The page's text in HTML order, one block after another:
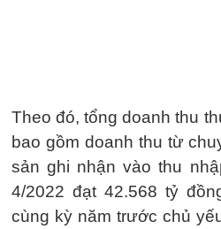
Theo đó, tổng doanh thu
bao gồm doanh thu từ
sản ghi nhận vào thu
4/2022 đạt 42.568 tỷ
cùng kỳ năm trước chủ